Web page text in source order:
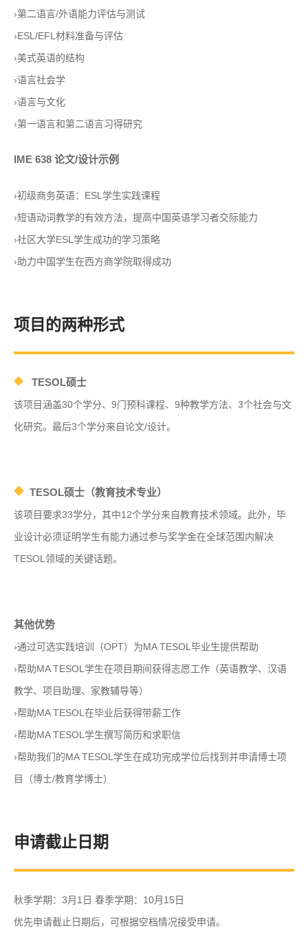
›第二语言/外语能力评估与测试
›ESL/EFL材料准备与评估
›美式英语的结构
›语言社会学
›语言与文化
›第一语言和第二语言习得研究
IME 638 论文/设计示例
›初级商务英语：ESL学生实践课程
›短语动词教学的有效方法，提高中国英语学习者交际能力
›社区大学ESL学生成功的学习策略
›助力中国学生在西方商学院取得成功
项目的两种形式
TESOL硕士
该项目涵盖30个学分、9门预科课程、9种教学方法、3个社会与文
化研究。最后3个学分来自论文/设计。
TESOL硕士（教育技术专业）
该项目要求33学分，其中12个学分来自教育技术领域。此外，毕
业设计必须证明学生有能力通过参与奖学金在全球范围内解决
TESOL领域的关键话题。
其他优势
›通过可选实践培训（OPT）为MA TESOL毕业生提供帮助
›帮助MA TESOL学生在项目期间获得志愿工作（英语教学、汉语
教学、项目助理、家教辅导等）
›帮助MA TESOL在毕业后获得带薪工作
›帮助MA TESOL学生撰写简历和求职信
›帮助我们的MA TESOL学生在成功完成学位后找到并申请博士项
目（博士/教育学博士）
申请截止日期
秋季学期：3月1日 春季学期：10月15日
优先申请截止日期后，可根据空档情况接受申请。